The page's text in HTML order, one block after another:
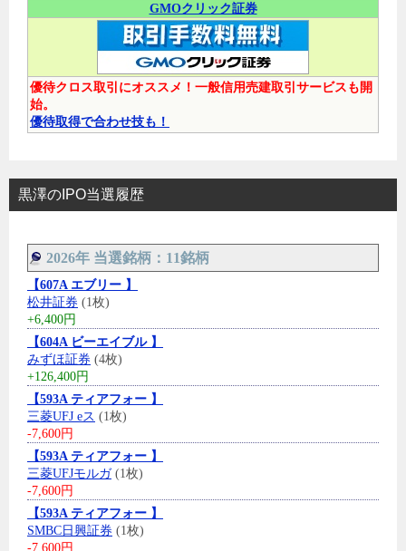
GMOクリック証券
優待クロス取引にオススメ！一般信用売建取引サービスも開
始。
優待取得で合わせ技も！
黒澤のIPO当選履歴
2026年 当選銘柄：11銘柄
【607A エブリー 】
松井証券 (1枚)
+6,400円
【604A ビーエイブル 】
みずほ証券 (4枚)
+126,400円
【593A ティアフォー 】
三菱UFJ eス (1枚)
-7,600円
【593A ティアフォー 】
三菱UFJモルガ(1枚)
-7,600円
【593A ティアフォー 】
SMBC日興証券 (1枚)
-7,600円